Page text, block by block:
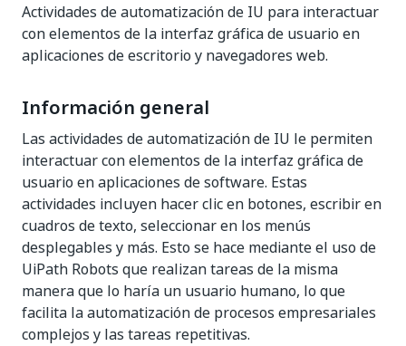
Actividades de automatización de IU para interactuar
con elementos de la interfaz gráfica de usuario en
aplicaciones de escritorio y navegadores web.
Información general
Las actividades de automatización de IU le permiten
interactuar con elementos de la interfaz gráfica de
usuario en aplicaciones de software. Estas
actividades incluyen hacer clic en botones, escribir en
cuadros de texto, seleccionar en los menús
desplegables y más. Esto se hace mediante el uso de
UiPath Robots que realizan tareas de la misma
manera que lo haría un usuario humano, lo que
facilita la automatización de procesos empresariales
complejos y las tareas repetitivas.